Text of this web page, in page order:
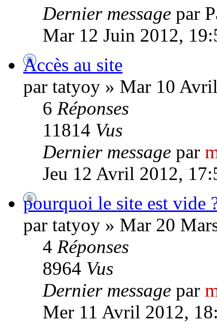
Dernier message par
Mar 12 Juin 2012,
Accès au site
par tatyoy » Mar 10
6 Réponses
11814 Vus
Dernier message par
Jeu 12 Avril 2012,
pourquoi le site est vide
par tatyoy » Mar 20
4 Réponses
8964 Vus
Dernier message par
Mer 11 Avril 2012,